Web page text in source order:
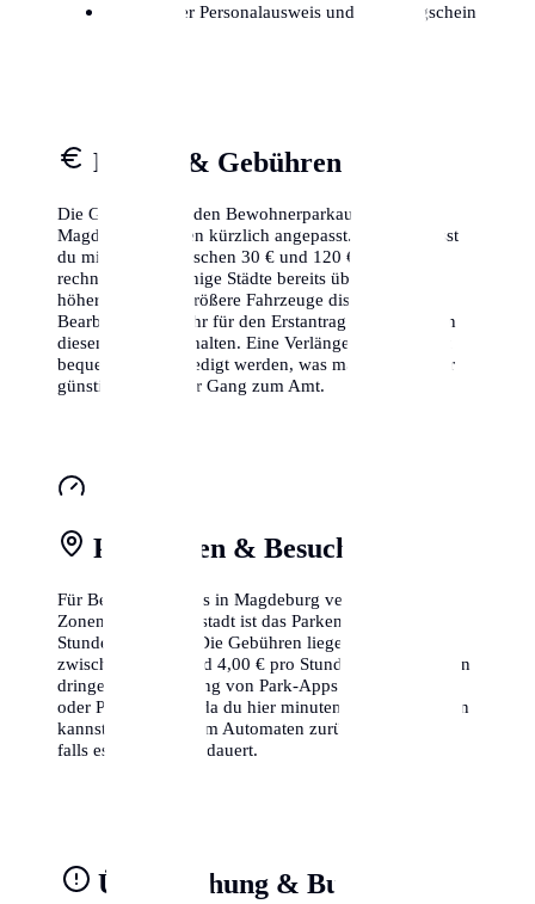
Gültiger Personalausweis und Fahrzeugschein
Kosten & Gebühren
Die Gebühren für den Bewohnerparkausweis in
Magdeburg wurden kürzlich angepasst. Aktuell musst
du mit Kosten zwischen 30 € und 120 € pro Jahr
rechnen, wobei einige Städte bereits über deutlich
höhere Sätze für größere Fahrzeuge diskutieren. Die
Bearbeitungsgebühr für den Erstantrag ist meistens in
diesem Betrag enthalten. Eine Verlängerung kann oft
bequem online erledigt werden, was manchmal sogar
günstiger ist als der Gang zum Amt.
Parkzonen & Besuchsparken
Für Besucher gibt es in Magdeburg verschiedene
Zonen. In der Kernstadt ist das Parken meist auf 2-3
Stunden begrenzt. Die Gebühren liegen hier oft
zwischen 1,50 € und 4,00 € pro Stunde. Wir empfehlen
dringend die Nutzung von Park-Apps wie EasyPark
oder PayByPhone, da du hier minutengenau abrechnen
kannst und nicht zum Automaten zurücklaufen musst,
falls es doch länger dauert.
Überwachung & Bußgelder